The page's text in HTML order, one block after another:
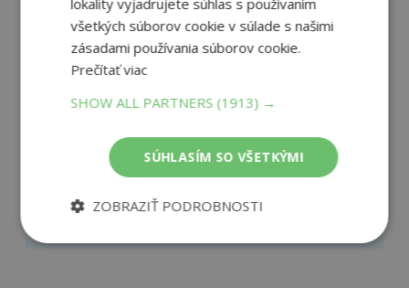
Recenzie čitateľov
Napíšte recenziu a môžete vyhrať
Ako sa vám páčila kniha?
lokality vyjadrujete súhlas s používaním
všetkých súborov cookie v súlade s našimi
zásadami používania súborov cookie.
Prečítať viac
SHOW ALL PARTNERS (1913) →
SÚHLASÍM SO VŠETKÝMI
ZOBRAZIŤ PODROBNOSTI